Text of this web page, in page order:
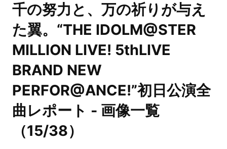
千の努力と、万の祈りが与え
た翼。“THE IDOLM@STER
MILLION LIVE! 5thLIVE
BRAND NEW
PERFOR@ANCE!”初日公演全
曲レポート - 画像一覧
（15/38）